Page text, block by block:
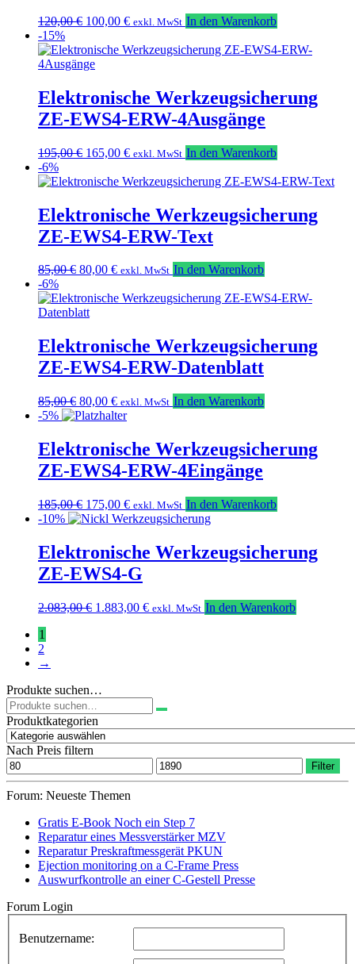
120,00€ Ursprünglicher
war:
120,00 €
100,00 €Aktueller
ist:
exkl. MwSt In den Warenkorb
-15%
Elektronische Werkzeugsicherung
ZE-EWS4-ERW-4Ausgänge
195,00€ Ursprünglicher
war:
165,00 €Aktueller
ist:
exkl. MwSt In den Warenkorb
-6%
Elektronische Werkzeugsicherung
ZE-EWS4-ERW-Text
85,00€ Ursprünglicher
war:
85,00 €
80,00 €Aktueller
ist:
exkl. MwSt In den Warenkorb
-6%
Elektronische Werkzeugsicherung
ZE-EWS4-ERW-Datenblatt
85,00€ Ursprünglicher
Preis
85,00 €
80,00 €Aktueller
Preis
80,00 €.
exkl. MwSt In den Warenkorb
-5%
Elektronische Werkzeugsicherung
ZE-EWS4-ERW-4Eingänge
185,00€ Ursprünglicher
Preis
185,00 €
175,00 €Aktueller
Preis
175,00 €.
exkl. MwSt In den Warenkorb
-10%
Elektronische Werkzeugsicherung
ZE-EWS4-G
2.083,00€ Ursprünglicher
1.883,00 €Aktueller
exkl. MwSt In den Warenkorb
1
2
→
Produkte suchen…
Suchen
nach:
Produktkategorien
Nach Preis filtern
Min.
Preis
Max.
Preis
Filter
Forum: Neueste Themen
Gratis E-Book Noch ein Step 7
Reparatur eines Messverstärker MZV
Reparatur Preskraftmessgerät PKUN
Ejection monitoring on a C-Frame Press
Auswurfkontrolle an einer C-Gestell Presse
Forum Login
Benutzername: